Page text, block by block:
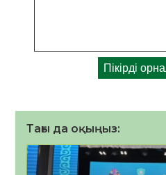
Тағы да оқыңыз: